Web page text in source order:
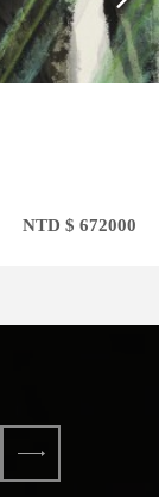
NTD $ 672000